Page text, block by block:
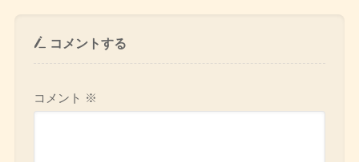
コメントする
コメント ※